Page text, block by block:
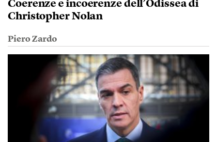
Coerenze e incoerenze dell’Odissea di
Christopher Nolan
Piero Zardo